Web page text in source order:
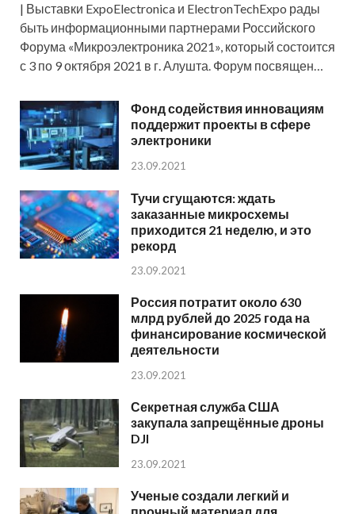
| Выставки ExpoElectronica и ElectronTechExpo рады
быть информационными партнерами Российского
Форума «Микроэлектроника 2021», который состоится
с 3 по 9 октября 2021 в г. Алушта. Форум посвящен…
Фонд содействия инновациям
поддержит проекты в сфере
электроники
23.09.2021
Тучи сгущаются: ждать
заказанные микросхемы
приходится 21 неделю, и это
рекорд
23.09.2021
Россия потратит около 630
млрд рублей до 2025 года на
финансирование космической
деятельности
23.09.2021
Секретная служба США
закупала запрещённые дроны
DJI
23.09.2021
Ученые создали легкий и